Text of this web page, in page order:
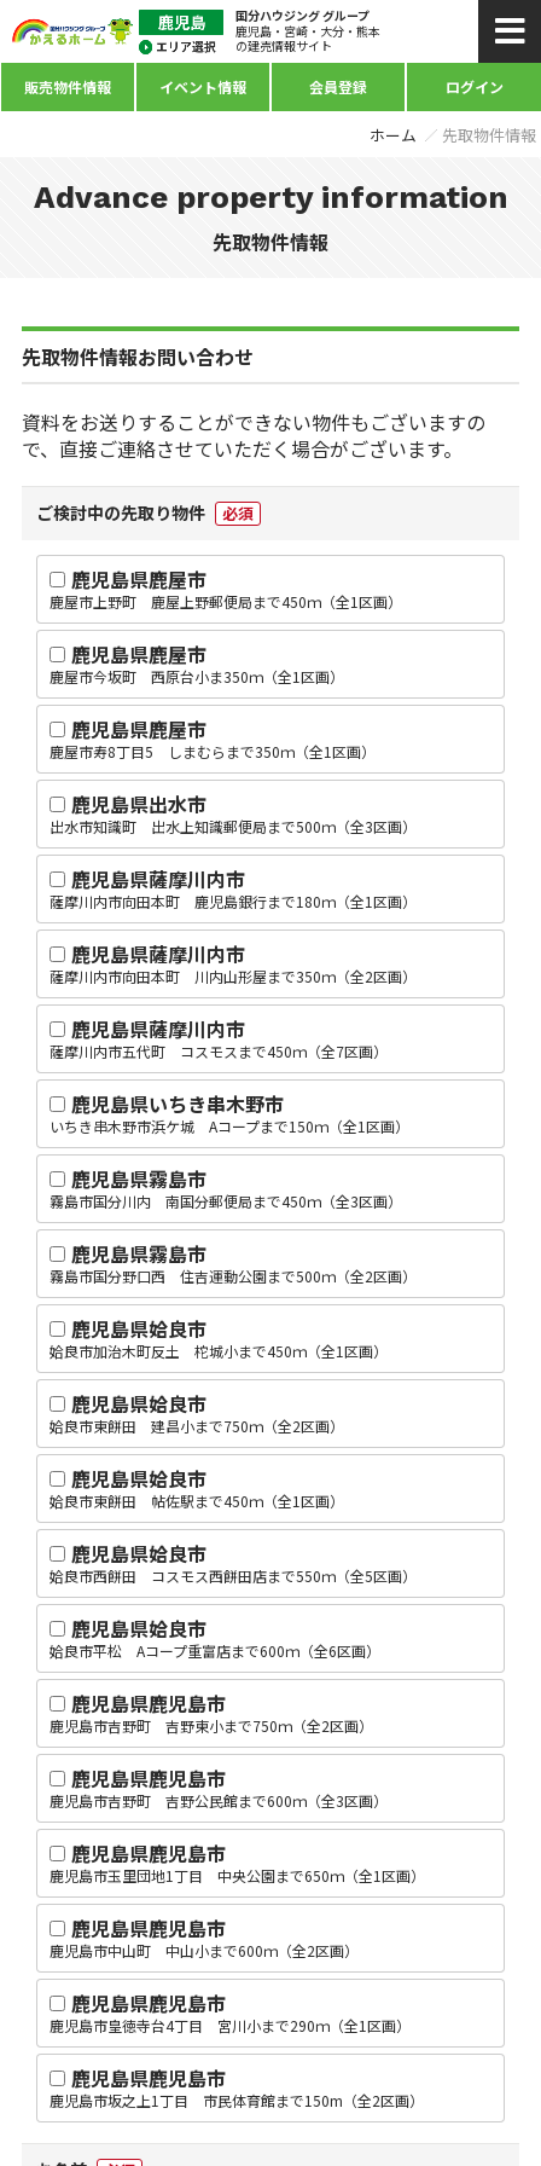
国分ハウジング グループ
鹿児島・宮崎・大分・熊本
の建売情報サイト
販売物件情報 イベント情報 会員登録 ログイン
ホーム 先取物件情報
Advance property information
先取物件情報
先取物件情報お問い合わせ
資料をお送りすることができない物件もございますの
で、直接ご連絡させていただく場合がございます。
ご検討中の先取り物件 必須
鹿児島県鹿屋市
鹿屋市上野町 鹿屋上野郵便局まで450ｍ（全1区画）
鹿児島県鹿屋市
鹿屋市今坂町 西原台小ま350ｍ（全1区画）
鹿児島県鹿屋市
鹿屋市寿8丁目5 しまむらまで350ｍ（全1区画）
鹿児島県出水市
出水市知識町 出水上知識郵便局まで500ｍ（全3区画）
鹿児島県薩摩川内市
薩摩川内市向田本町 鹿児島銀行まで180ｍ（全1区画）
鹿児島県薩摩川内市
薩摩川内市向田本町 川内山形屋まで350ｍ（全2区画）
鹿児島県薩摩川内市
薩摩川内市五代町 コスモスまで450ｍ（全7区画）
鹿児島県いちき串木野市
いちき串木野市浜ケ城 Aコープまで150ｍ（全1区画）
鹿児島県霧島市
霧島市国分川内 南国分郵便局まで450ｍ（全3区画）
鹿児島県霧島市
霧島市国分野口西 住吉運動公園まで500ｍ（全2区画）
鹿児島県姶良市
姶良市加治木町反土 柁城小まで450ｍ（全1区画）
鹿児島県姶良市
姶良市東餅田 建昌小まで750ｍ（全2区画）
鹿児島県姶良市
姶良市東餅田 帖佐駅まで450ｍ（全1区画）
鹿児島県姶良市
姶良市西餅田 コスモス西餅田店まで550ｍ（全5区画）
鹿児島県姶良市
姶良市平松 Aコープ重富店まで600ｍ（全6区画）
鹿児島県鹿児島市
鹿児島市吉野町 吉野東小まで750ｍ（全2区画）
鹿児島県鹿児島市
鹿児島市吉野町 吉野公民館まで600ｍ（全3区画）
鹿児島県鹿児島市
鹿児島市玉里団地1丁目 中央公園まで650ｍ（全1区画）
鹿児島県鹿児島市
鹿児島市中山町 中山小まで600ｍ（全2区画）
鹿児島県鹿児島市
鹿児島市皇徳寺台4丁目 宮川小まで290ｍ（全1区画）
鹿児島県鹿児島市
鹿児島市坂之上1丁目 市民体育館まで150m（全2区画）